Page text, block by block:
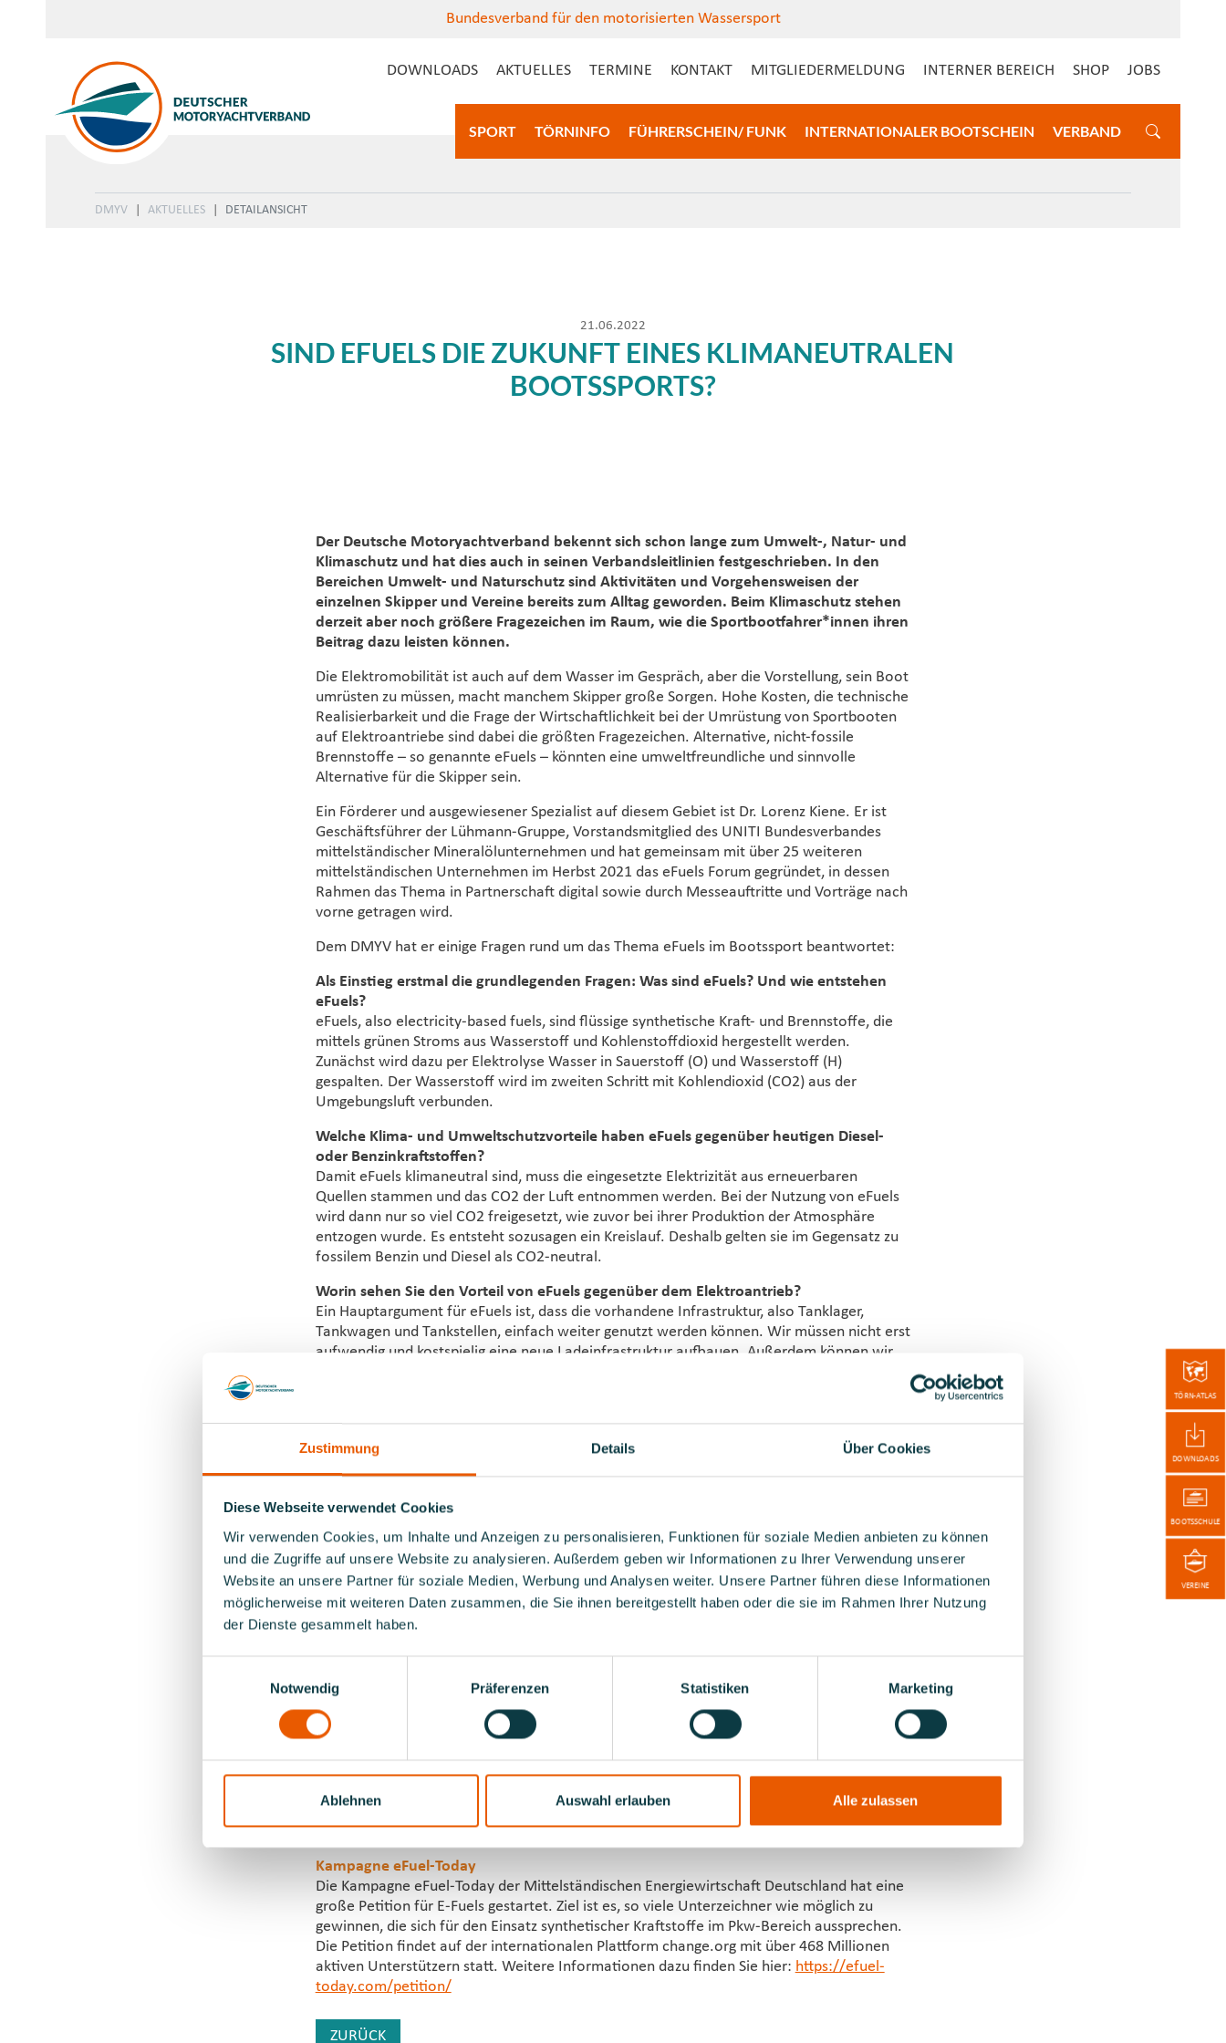
Zustimmung Details Über Cookies
Diese Webseite verwendet Cookies
Wir verwenden Cookies, um Inhalte und Anzeigen zu personalisieren, Funktionen für soziale Medien anbieten zu können
und die Zugriffe auf unsere Website zu analysieren. Außerdem geben wir Informationen zu Ihrer Verwendung unserer
Website an unsere Partner für soziale Medien, Werbung und Analysen weiter. Unsere Partner führen diese Informationen
möglicherweise mit weiteren Daten zusammen, die Sie ihnen bereitgestellt haben oder die sie im Rahmen Ihrer Nutzung
der Dienste gesammelt haben.
Notwendig
Präferenzen Statistiken Marketing
Ablehnen Auswahl erlauben Alle zulassen
Bundesverband für den motorisierten Wassersport
DOWNLOADS AKTUELLES TERMINE KONTAKT MITGLIEDERMELDUNG INTERNER BEREICH SHOP JOBS
SPORT TÖRNINFO FÜHRERSCHEIN/ FUNK INTERNATIONALER BOOTSCHEIN VERBAND
DMYV AKTUELLES DETAILANSICHT
21.06.2022
SIND EFUELS DIE ZUKUNFT EINES KLIMANEUTRALEN
BOOTSSPORTS?
Der Deutsche Motoryachtverband bekennt sich schon lange zum Umwelt-, Natur- und
Klimaschutz und hat dies auch in seinen Verbandsleitlinien festgeschrieben. In den
Bereichen Umwelt- und Naturschutz sind Aktivitäten und Vorgehensweisen der
einzelnen Skipper und Vereine bereits zum Alltag geworden. Beim Klimaschutz stehen
derzeit aber noch größere Fragezeichen im Raum, wie die Sportbootfahrer*innen ihren
Beitrag dazu leisten können.
Die Elektromobilität ist auch auf dem Wasser im Gespräch, aber die Vorstellung, sein Boot
umrüsten zu müssen, macht manchem Skipper große Sorgen. Hohe Kosten, die technische
Realisierbarkeit und die Frage der Wirtschaftlichkeit bei der Umrüstung von Sportbooten
auf Elektroantriebe sind dabei die größten Fragezeichen. Alternative, nicht-fossile
Brennstoffe – so genannte eFuels – könnten eine umweltfreundliche und sinnvolle
Alternative für die Skipper sein.
Ein Förderer und ausgewiesener Spezialist auf diesem Gebiet ist Dr. Lorenz Kiene. Er ist
Geschäftsführer der Lühmann-Gruppe, Vorstandsmitglied des UNITI Bundesverbandes
mittelständischer Mineralölunternehmen und hat gemeinsam mit über 25 weiteren
mittelständischen Unternehmen im Herbst 2021 das eFuels Forum gegründet, in dessen
Rahmen das Thema in Partnerschaft digital sowie durch Messeauftritte und Vorträge nach
vorne getragen wird.
Dem DMYV hat er einige Fragen rund um das Thema eFuels im Bootssport beantwortet:
Als Einstieg erstmal die grundlegenden Fragen: Was sind eFuels? Und wie entstehen
eFuels?
eFuels, also electricity-based fuels, sind flüssige synthetische Kraft- und Brennstoffe, die
mittels grünen Stroms aus Wasserstoff und Kohlenstoffdioxid hergestellt werden.
Zunächst wird dazu per Elektrolyse Wasser in Sauerstoff (O) und Wasserstoff (H)
gespalten. Der Wasserstoff wird im zweiten Schritt mit Kohlendioxid (CO2) aus der
Umgebungsluft verbunden.
Welche Klima- und Umweltschutzvorteile haben eFuels gegenüber heutigen Diesel-
oder Benzinkraftstoffen?
Damit eFuels klimaneutral sind, muss die eingesetzte Elektrizität aus erneuerbaren
Quellen stammen und das CO2 der Luft entnommen werden. Bei der Nutzung von eFuels
wird dann nur so viel CO2 freigesetzt, wie zuvor bei ihrer Produktion der Atmosphäre
entzogen wurde. Es entsteht sozusagen ein Kreislauf. Deshalb gelten sie im Gegensatz zu
fossilem Benzin und Diesel als CO2-neutral.
Worin sehen Sie den Vorteil von eFuels gegenüber dem Elektroantrieb?
Ein Hauptargument für eFuels ist, dass die vorhandene Infrastruktur, also Tanklager,
Tankwagen und Tankstellen, einfach weiter genutzt werden können. Wir müssen nicht erst
aufwendig und kostspielig eine neue Ladeinfrastruktur aufbauen. Außerdem können wir
Speziell für die Sportbootfahrer die Frage: Ist angedacht, eFuels auch am Wasser
wird?
Wir müssen als Gesellschaft den Druck auf die Politik erhöhen, nicht nur einseitig auf den
Elektroantrieb zu setzen, sondern technologieoffen zu denken. Das bedeutet konkret, die
Regulierungen, beispielsweise die Kfz-Flottenrichtlinie und die Renewable Energy Directive
II (RED II), anzupassen. Dafür ist viel Aufklärungsarbeit nötig, aber jede Unterstützung,
sein werden?
Wir gehen davon aus, dass eFuels in spätestens einem Jahr zumindest als Beimischung an
Straßentankstellen verfügbar sind. Wenn die entsprechende Nachfrage da ist, könnte ich
mir vorstellen, dass wir für den Einsatz in Motorbooten über einen ähnlichen Zeitraum
sprechen.
(8/2022) des MotorBoot Magazins.
Kampagne eFuel-Today
Die Kampagne eFuel-Today der Mittelständischen Energiewirtschaft Deutschland hat eine
große Petition für E-Fuels gestartet. Ziel ist es, so viele Unterzeichner wie möglich zu
gewinnen, die sich für den Einsatz synthetischer Kraftstoffe im Pkw-Bereich aussprechen.
Die Petition findet auf der internationalen Plattform change.org mit über 468 Millionen
aktiven Unterstützern statt. Weitere Informationen dazu finden Sie hier: https://efuel-
today.com/petition/
ZURÜCK
TÖRN-ATLAS
DOWNLOADS
BOOTSSCHULE
VEREINE